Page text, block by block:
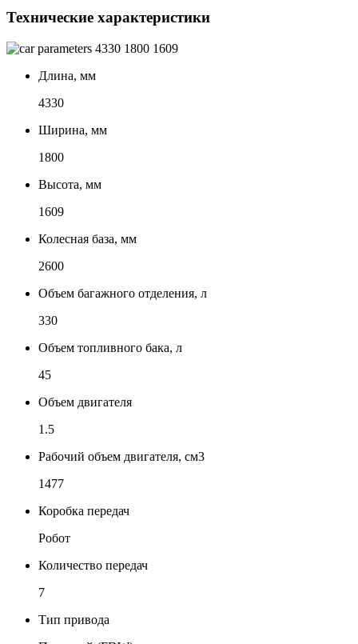
Технические характеристики
4330 1800 1609
Длина, мм
4330
Ширина, мм
1800
Высота, мм
1609
Колесная база, мм
2600
Объем багажного отделения, л
330
Объем топливного бака, л
45
Объем двигателя
1.5
Рабочий объем двигателя, см3
1477
Коробка передач
Робот
Количество передач
7
Тип привода